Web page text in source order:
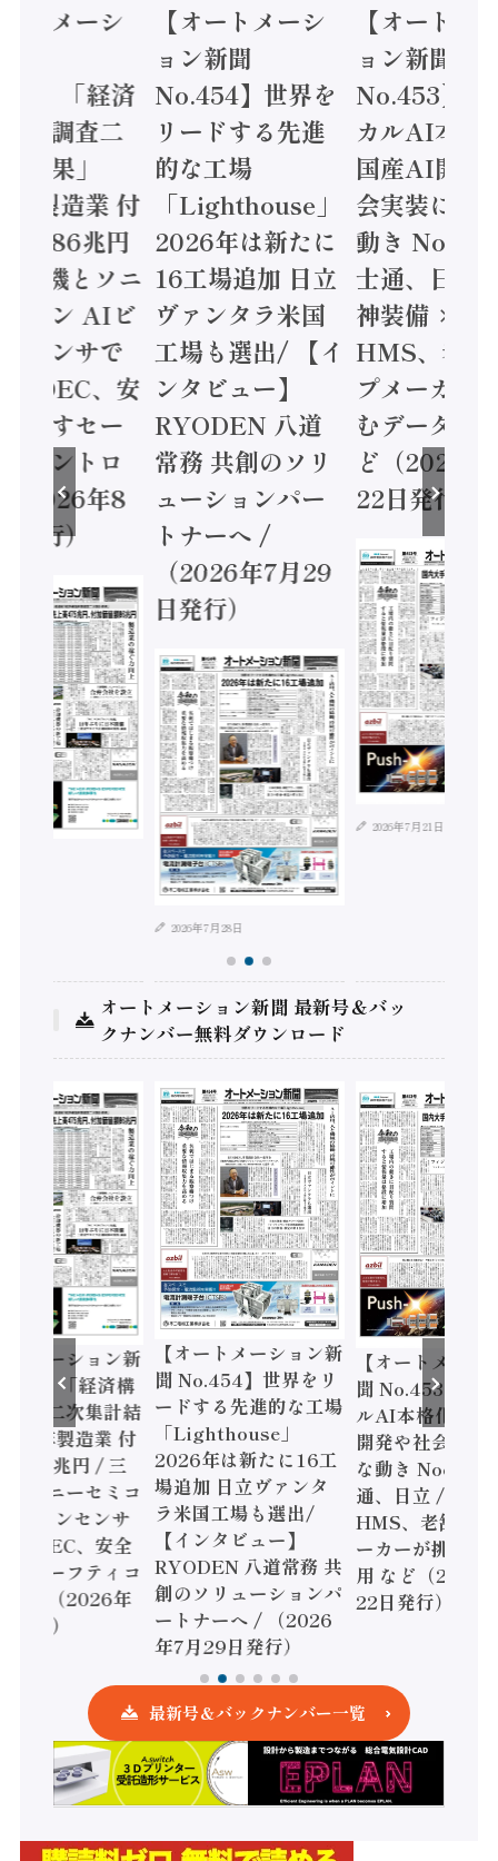
トメーシ
】「経済
態調査二
結果」
年製造業 付
額86兆円
電機とソニ
コン AIビ
センサで
/ IDEC、安
かすセー
コントロ
2026年8
発行）
【オートメーシ
ョン新聞
No.454】世界を
リードする先進
的な工場
「Lighthouse」
2026年は新たに
16工場追加 日立
ヴァンタラ米国
工場も選出/ 【イ
ンタビュー】
RYODEN 八道
常務 共創のソリ
ューションパー
トナーへ /
（2026年7月29
日発行）
2026年7月28日
【オートメ
ョン新聞
No.453】フ
カルAI本格
国産AI開発
会実装に活
動き
士通、日立
神装備 ×
HMS、老舗
プメーカー
むデータ活
ど（2026年
22日発行）
2026年7月21日
オートメーション新聞 最新号＆バッ
クナンバー無料ダウンロード
トメーション新
】世界をリ
る先進的な工場
」
は新たに16工
日立ヴァンタ
工場も選出/
タビュー】
八道常務 共
リューションパ
ーへ / （2026
【オートメーション新
聞 No.453】フィジカ
ルAI本格化へ 国産AI
開発や社会実装に活発
な動き Noetra、富士
通、日立 / 兵神装備 ×
HMS、老舗ポンプメ
ーカーが挑むデータ活
用 など（2026年7月
22日発行）
【オートメーシ
聞 No.452】ロ
ェル「スマート
ファクチャリン
書2026」、日
ピード感に課題
ソニック インダ
リー、モーショ
強化 / オムロン
安全設計支援（
最新号＆バックナンバー一覧